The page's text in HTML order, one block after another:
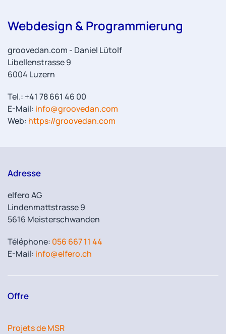
Webdesign & Programmierung
groovedan.com - Daniel Lütolf
Libellenstrasse 9
6004 Luzern
Tel.: +41 78 661 46 00
E-Mail: info@groovedan.com
Web: https://groovedan.com
Adresse
elfero AG
Lindenmattstrasse 9
5616 Meisterschwanden
Téléphone: 056 667 11 44
E-Mail: info@elfero.ch
Offre
Projets de MSR